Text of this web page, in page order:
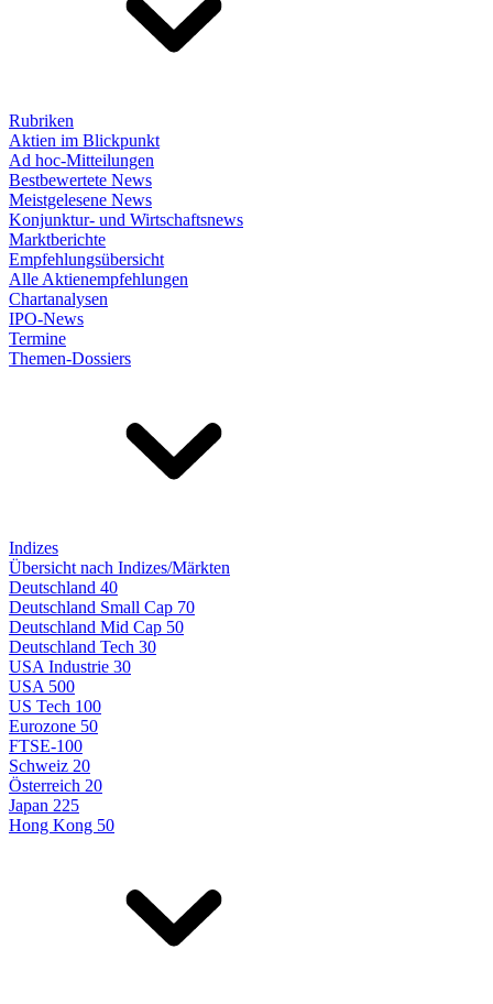
Rubriken
Aktien im Blickpunkt
Ad hoc-Mitteilungen
Bestbewertete News
Meistgelesene News
Konjunktur- und Wirtschaftsnews
Marktberichte
Empfehlungsübersicht
Alle Aktienempfehlungen
Chartanalysen
IPO-News
Termine
Themen-Dossiers
Indizes
Übersicht nach Indizes/Märkten
Deutschland 40
Deutschland Small Cap 70
Deutschland Mid Cap 50
Deutschland Tech 30
USA Industrie 30
USA 500
US Tech 100
Eurozone 50
FTSE-100
Schweiz 20
Österreich 20
Japan 225
Hong Kong 50